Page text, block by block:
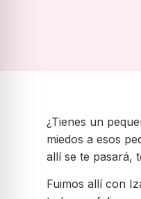
¿Tienes un
miedos a esos
allí se te pasará,
Fuimos allí con